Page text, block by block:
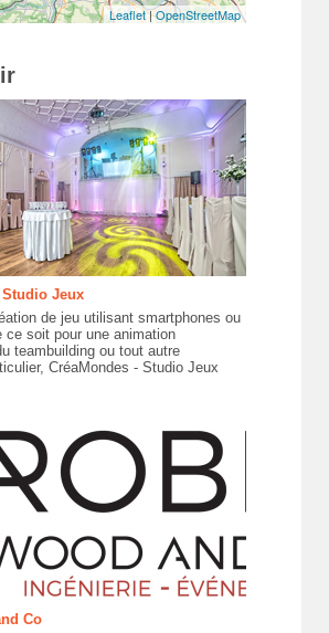
Leaflet|OpenStreetMap
Jeux
de jeu utilisant smartphones ou
ce soit pour une animation
teambuilding ou tout autre
CréaMondes - Studio Jeux
Co